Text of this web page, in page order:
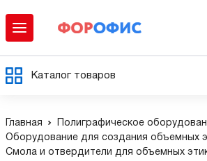
Каталог товаров
Главная
Полиграфическое
Оборудование для создания объемных
Смола и отвердители для объемных